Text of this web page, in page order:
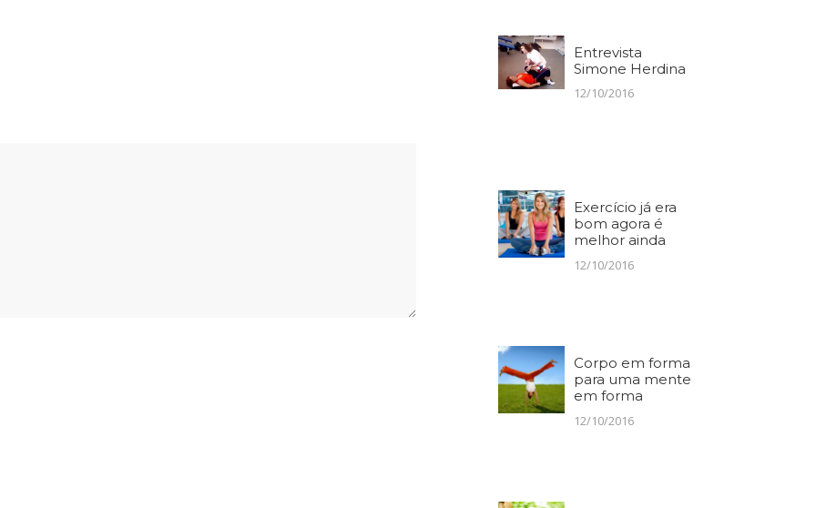
Entrevista
Simone Herdina
12/10/2016
Exercício já era
bom agora é
melhor ainda
12/10/2016
Corpo em forma
para uma mente
em forma
12/10/2016